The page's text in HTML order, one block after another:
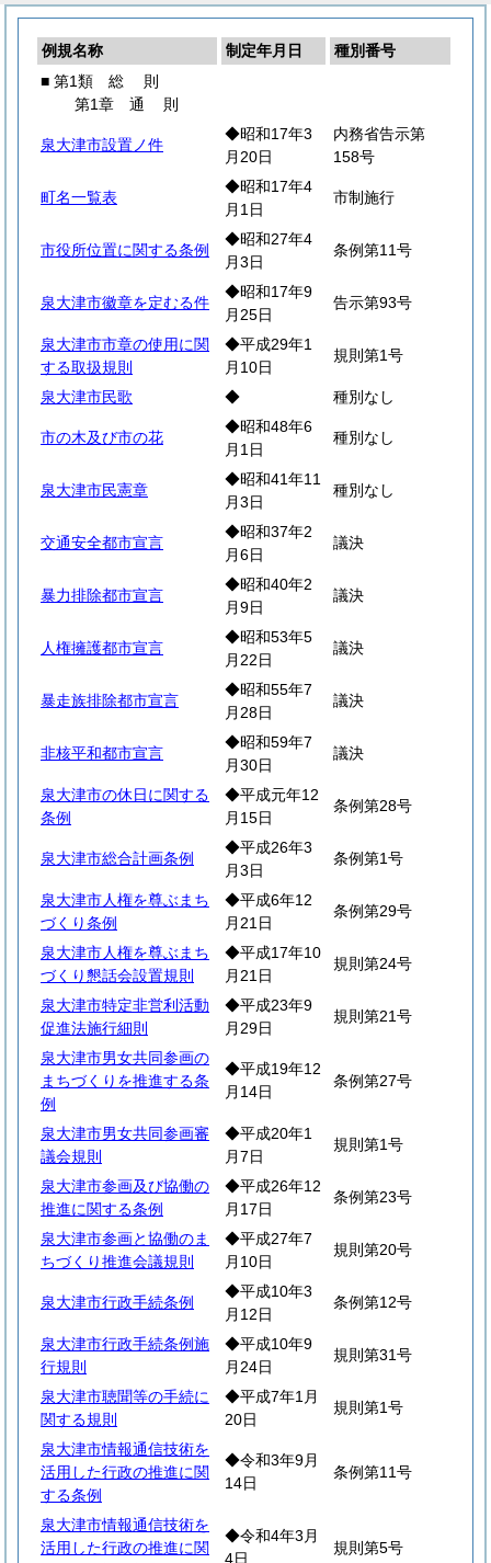
例規名称 制定年月日
種別番号
■ 第1類 総 則
第1章 通 則
泉大津市設置ノ件
◆昭和17年3
月20日
内務省告示第
158号
町名一覧表
◆昭和17年4
月1日
市制施行
市役所位置に関する条例
◆昭和27年4
月3日
条例第11号
泉大津市徽章を定むる件
◆昭和17年9
月25日
告示第93号
泉大津市市章の使用に関
する取扱規則
◆平成29年1
月10日
規則第1号
泉大津市民歌 ◆ 種別なし
市の木及び市の花
◆昭和48年6
月1日
種別なし
泉大津市民憲章
◆昭和41年11
月3日
種別なし
交通安全都市宣言
◆昭和37年2
月6日
議決
暴力排除都市宣言
◆昭和40年2
月9日
議決
人権擁護都市宣言
◆昭和53年5
月22日
議決
暴走族排除都市宣言
◆昭和55年7
月28日
議決
非核平和都市宣言
◆昭和59年7
月30日
議決
泉大津市の休日に関する
条例
◆平成元年12
月15日
条例第28号
泉大津市総合計画条例
◆平成26年3
月3日
条例第1号
泉大津市人権を尊ぶまち
づくり条例
◆平成6年12
月21日
条例第29号
泉大津市人権を尊ぶまち
づくり懇話会設置規則
◆平成17年10
月21日
規則第24号
泉大津市特定非営利活動
促進法施行細則
◆平成23年9
月29日
規則第21号
泉大津市男女共同参画の
まちづくりを推進する条
例
◆平成19年12
月14日
条例第27号
泉大津市男女共同参画審
議会規則
◆平成20年1
月7日
規則第1号
泉大津市参画及び協働の
推進に関する条例
◆平成26年12
月17日
条例第23号
泉大津市参画と協働のま
ちづくり推進会議規則
◆平成27年7
月10日
規則第20号
泉大津市行政手続条例
◆平成10年3
月12日
条例第12号
泉大津市行政手続条例施
行規則
◆平成10年9
月24日
規則第31号
泉大津市聴聞等の手続に
関する規則
◆平成7年1月
20日
規則第1号
泉大津市情報通信技術を
活用した行政の推進に関
する条例
◆令和3年9月
14日
条例第11号
泉大津市情報通信技術を
活用した行政の推進に関
◆令和4年3月
4日
規則第5号